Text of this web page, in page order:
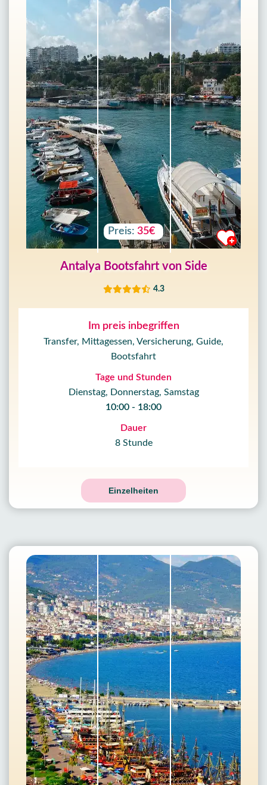
Preis: 35€
Antalya Bootsfahrt von Side
4.3
Im preis inbegriffen
Transfer, Mittagessen, Versicherung, Guide,
Bootsfahrt
Tage und Stunden
Dienstag, Donnerstag, Samstag
10:00 - 18:00
Dauer
8 Stunde
Einzelheiten